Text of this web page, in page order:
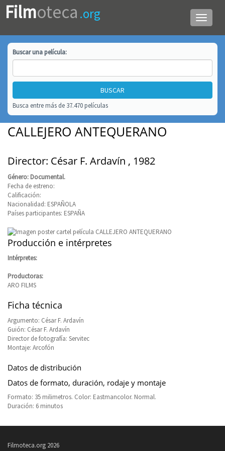
Menú
de
Filmoteca .org
Buscar unapelícula:
Busca entre más de 37.470 películas
CALLEJERO ANTEQUERANO
Director: César F. Ardavín , 1982
Género: Documental.
Fecha de estreno:
Calificación:
Nacionalidad: ESPAÑOLA
Países participantes: ESPAÑA
Producción e intérpretes
Intérpretes:
Productoras:
ARO FILMS
Ficha técnica
Argumento: César F. Ardavín
Guión: César F. Ardavín
Director de fotografía: Servitec
Montaje: Arcofón
Datos de distribución
Datos de formato, duración, rodaje y montaje
Formato: 35 milimetros. Color: Eastmancolor. Normal.
Duración: 6 minutos
Filmoteca.org 2026